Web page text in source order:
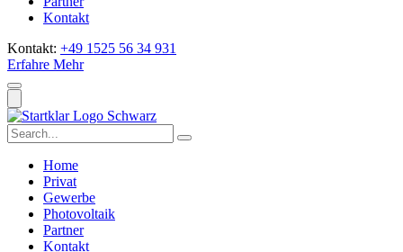
Kontakt
Kontakt: +49 1525 56 34 931
Erfahre Mehr
Home
Privat
Gewerbe
Photovoltaik
Partner
Kontakt